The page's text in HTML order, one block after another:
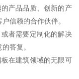
产品品质、创新的产
信赖的合作伙伴。
者需要定制化的解决
答复。
在建筑领域的无限可